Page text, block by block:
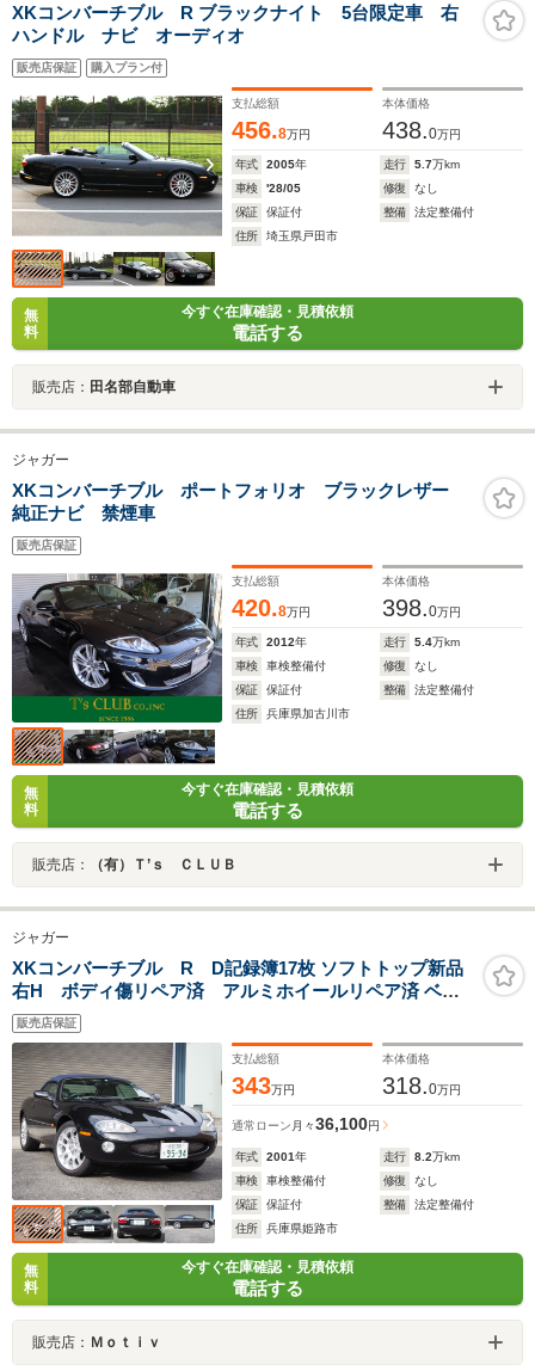
XKコンバーチブル R ブラックナイト 5台限定車 右
ハンドル ナビ オーディオ
販売店保証 購入プラン付
支払総額
456.8万円
本体価格
438.0万円
年式 2005年 走行 5.7万km
車検
'28/05 修復
なし
保証
保証付 整備
法定整備付
住所
埼玉県戸田市
無
料
今すぐ在庫確認・見積依頼
電話する
販売店： 田名部自動車
ジャガー
XKコンバーチブル ポートフォリオ ブラックレザー
純正ナビ 禁煙車
販売店保証
支払総額
420.8万円
本体価格
398.0万円
年式 2012年 走行 5.4万km
車検
車検整備付 修復
なし
保証
保証付 整備
法定整備付
住所
兵庫県加古川市
無
料
今すぐ在庫確認・見積依頼
電話する
販売店： （有）Ｔ’ｓ ＣＬＵＢ
ジャガー
XKコンバーチブル R D記録簿17枚 ソフトトップ新品
右H ボディ傷リペア済 アルミホイールリペア済 ベー
ジュ革
販売店保証
支払総額
343万円
本体価格
318.0万円
通常ローン 月々36,100円
年式 2001年 走行 8.2万km
車検
車検整備付 修復
なし
保証
保証付 整備
法定整備付
住所
兵庫県姫路市
無
料
今すぐ在庫確認・見積依頼
電話する
販売店： Ｍｏｔｉｖ